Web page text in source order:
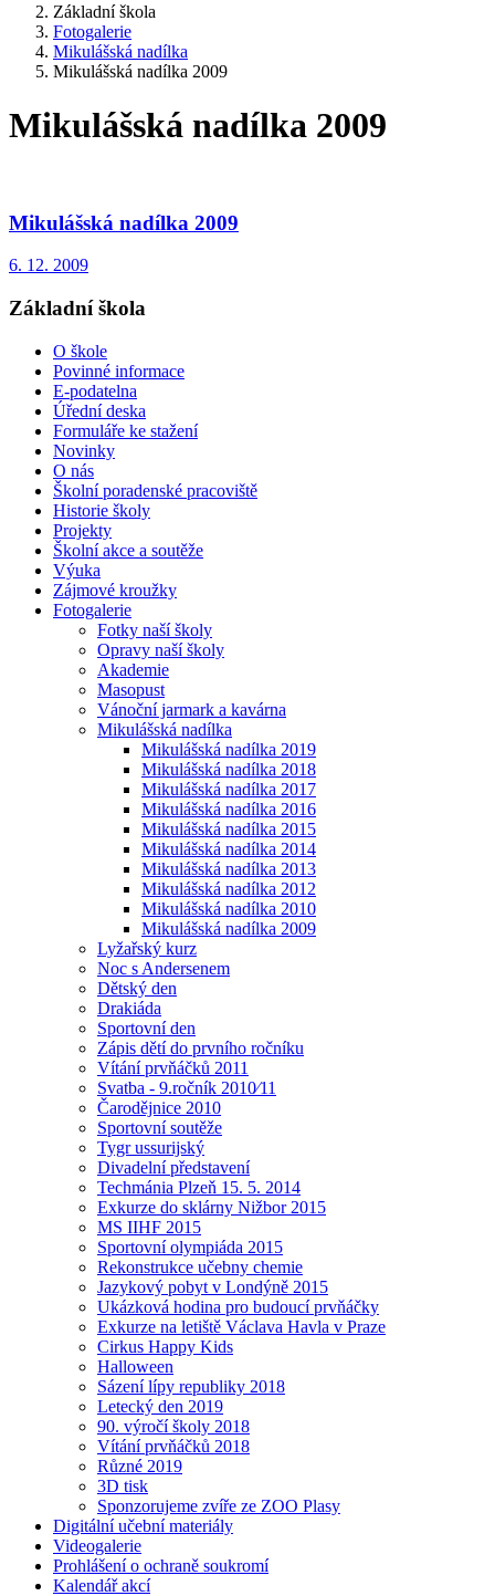
Základní škola
Fotogalerie
Mikulášská nadílka
Mikulášská nadílka 2009
Mikulášská nadílka 2009
Mikulášská nadílka 2009
6. 12. 2009
Základní škola
O škole
Povinné informace
E-podatelna
Úřední deska
Formuláře ke stažení
Novinky
O nás
Školní poradenské pracoviště
Historie školy
Projekty
Školní akce a soutěže
Výuka
Zájmové kroužky
Fotogalerie
Fotky naší školy
Opravy naší školy
Akademie
Masopust
Vánoční jarmark a kavárna
Mikulášská nadílka
Mikulášská nadílka 2019
Mikulášská nadílka 2018
Mikulášská nadílka 2017
Mikulášská nadílka 2016
Mikulášská nadílka 2015
Mikulášská nadílka 2014
Mikulášská nadílka 2013
Mikulášská nadílka 2012
Mikulášská nadílka 2010
Mikulášská nadílka 2009
Lyžařský kurz
Noc s Andersenem
Dětský den
Drakiáda
Sportovní den
Zápis dětí do prvního ročníku
Vítání prvňáčků 2011
Svatba - 9.ročník 2010⁄11
Čarodějnice 2010
Sportovní soutěže
Tygr ussurijský
Divadelní představení
Techmánia Plzeň 15. 5. 2014
Exkurze do sklárny Nižbor 2015
MS IIHF 2015
Sportovní olympiáda 2015
Rekonstrukce učebny chemie
Jazykový pobyt v Londýně 2015
Ukázková hodina pro budoucí prvňáčky
Exkurze na letiště Václava Havla v Praze
Cirkus Happy Kids
Halloween
Sázení lípy republiky 2018
Letecký den 2019
90. výročí školy 2018
Vítání prvňáčků 2018
Různé 2019
3D tisk
Sponzorujeme zvíře ze ZOO Plasy
Digitální učební materiály
Videogalerie
Prohlášení o ochraně soukromí
Kalendář akcí